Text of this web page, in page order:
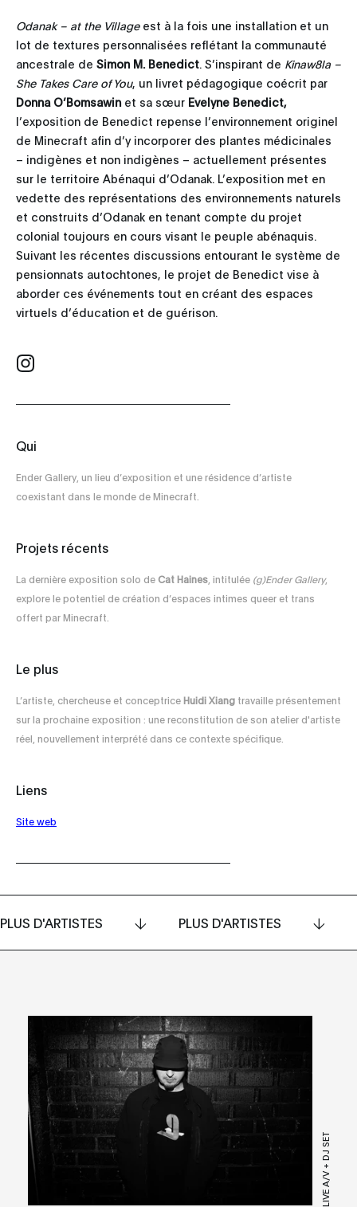
Odanak – at the Villageest à la fois une installation et un
lot de textures personnalisées reflétant la communauté
ancestrale de Simon M. Benedict. S’inspirant de Kinaw8la –
She Takes Care of You, un livret pédagogique coécrit par
Donna O’Bomsawin et sa sœur Evelyne Benedict,
l’exposition de Benedict repense l’environnement originel
de Minecraft afin d’y incorporer des plantes médicinales
– indigènes et non indigènes – actuellement présentes
sur le territoire Abénaqui d’Odanak. L’exposition met en
vedette des représentations des environnements naturels
et construits d’Odanak en tenant compte du projet
colonial toujours en cours visant le peuple abénaquis.
Suivant les récentes discussions entourant le système de
pensionnats autochtones, le projet de Benedict vise à
aborder ces événements tout en créant des espaces
virtuels d’éducation et de guérison.
Qui
Ender Gallery, un lieu d’exposition et une résidence d’artiste
coexistant dans le monde de Minecraft.
Projets récents
La dernière exposition solo de Cat Haines , intitulée (g)Ender Gallery,
explore le potentiel de création d’espaces intimes queer et trans
offert par Minecraft.
Le plus
L’artiste, chercheuse et conceptrice Huidi Xiang travaille présentement
sur la prochaine exposition : une reconstitution de son atelier d'artiste
réel, nouvellement interprété dans ce contexte spécifique.
Liens
Site web
PLUS D'ARTISTES PLUS D'ARTISTES
LIVE A/V + DJ SET